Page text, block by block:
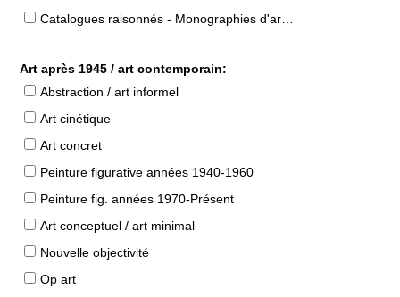
Catalogues raisonnés - Monographies d'artistes
Art après 1945 / art contemporain:
Abstraction / art informel
Art cinétique
Art concret
Peinture figurative années 1940-1960
Peinture fig. années 1970-Présent
Art conceptuel / art minimal
Nouvelle objectivité
Op art